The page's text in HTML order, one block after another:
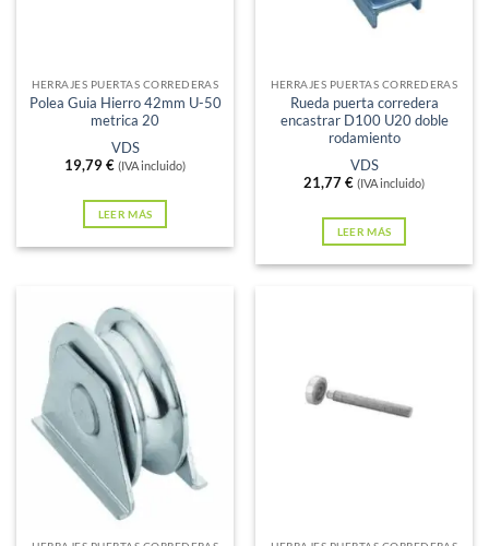
HERRAJES PUERTAS CORREDERAS
Polea Guia Hierro 42mm U-50
metrica 20
VDS
19,79€ (IVA incluido)
LEER MÁS
HERRAJES PUERTAS CORREDERAS
Rueda puerta corredera
encastrar D100 U20 doble
rodamiento
VDS
21,77€ (IVA incluido)
LEER MÁS
Sin existencias